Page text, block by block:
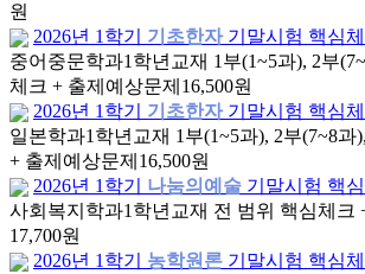
원
2026년 1학기
기초한자 기말시험 핵심
중어중문학과1학년 교재 1부(1~5과), 2부
체크 + 출제예상문제 16,500원
2026년 1학기
기초한자 기말시험 핵심
일본학과1학년 교재 1부(1~5과), 2부(7~8과
+ 출제예상문제 16,500원
2026년 1학기
나눔의예술 기말시험 핵
사회복지학과1학년 교재 전 범위 핵심체크
17,700원
2026년 1학기
농학원론 기말시험 핵심